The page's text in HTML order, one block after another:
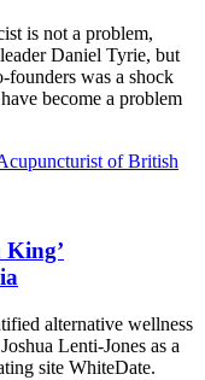
is not a problem,
Daniel Tyrie, but
founders was a shock
become a problem
King’
alternative wellness
Lenti-Jones as a
site WhiteDate.